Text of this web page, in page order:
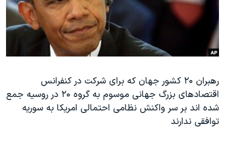
فرهنگ و زندگی
حقوق شهروندی
اسرائیل در جنگ
گالری عکس
آرشیو پخش زنده
انتخابات ریاست جمهوری آمریکا ۲۰۲۴
حمله جمهوری اسلامی به اسرائیل
ورزش زنان در ایران
اعتراضات زن، زندگی، آزادی
مجموعه مستندهای دادخواهی
زبانهای مختلف
رهبران ۲۰ کشور جهان که برای شرکت در کنفرانس
اقتصادهای بزرگ جهانی موسوم به گروه ۲۰ در روسیه جمع
شده اند بر سر واکنش نظامی احتمالی امریکا به سوریه
توافقی ندارند